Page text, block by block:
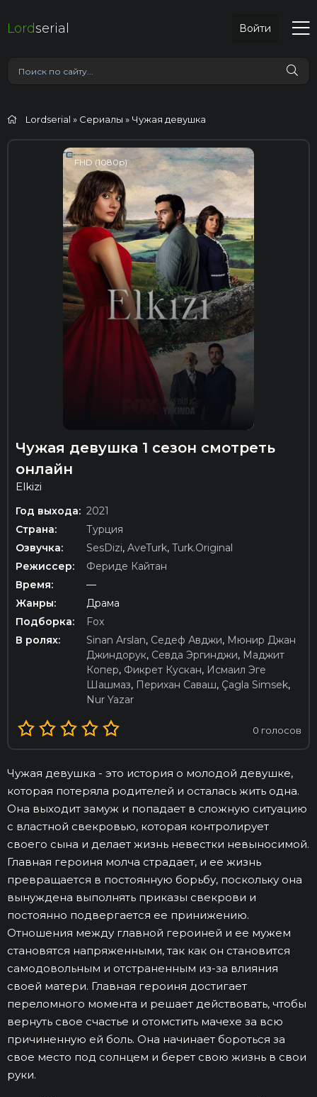
Lordserial Войти
Lordserial » Сериалы » Чужая девушка
FHD (1080p)
Чужая девушка 1 сезон смотреть
онлайн
Elkizi
Год выхода: 2021
Страна:
Турция
Озвучка:
SesDizi, AveTurk, Turk.Original
Режиссер:
Фериде Кайтан
Время:
—
Жанры:
Драма
Подборка:
Fox
В ролях:
Sinan Arslan, Седеф Авджи, Мюнир Джан
Джиндорук, Севда Эргинджи, Маджит
Копер, Фикрет Кускан, Исмаил Эге
Шашмаз, Перихан Саваш, Çagla Simsek,
Nur Yazar
0 голосов
Чужая девушка - это история о молодой девушке,
которая потеряла родителей и осталась жить одна.
Она выходит замуж и попадает в сложную ситуацию
с властной свекровью, которая контролирует
своего сына и делает жизнь невестки невыносимой.
Главная героиня молча страдает, и ее жизнь
превращается в постоянную борьбу, поскольку она
вынуждена выполнять приказы свекрови и
постоянно подвергается ее принижению.
Отношения между главной героиней и ее мужем
становятся напряженными, так как он становится
самодовольным и отстраненным из-за влияния
своей матери. Главная героиня достигает
переломного момента и решает действовать, чтобы
вернуть свое счастье и отомстить мачехе за всю
причиненную ей боль. Она начинает бороться за
свое место под солнцем и берет свою жизнь в свои
руки.